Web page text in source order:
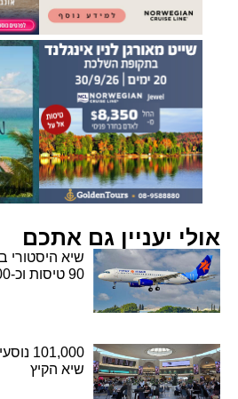
אולי יעניין גם אתכם
שיא היסטורי
90 טיסות וכ-14,000 נוסעים ביום אחד
שיא הקיץ